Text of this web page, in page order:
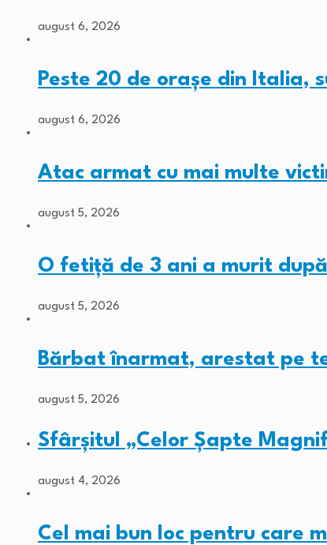
august 6, 2026
Peste 20 de orașe din Italia,
august 6, 2026
Atac armat cu mai multe
august 5, 2026
O fetiță de 3 ani a murit
august 5, 2026
Bărbat înarmat, arestat pe
august 5, 2026
Sfârșitul „Celor Șapte
august 4, 2026
Cel mai bun loc pentru care